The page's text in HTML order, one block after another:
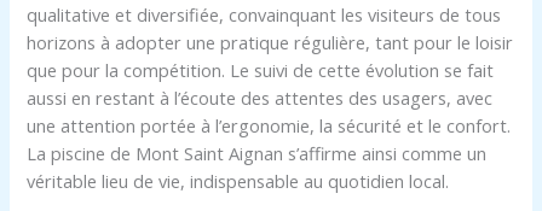
qualitative et diversifiée, convainquant les visiteurs de tous
horizons à adopter une pratique régulière, tant pour le loisir
que pour la compétition. Le suivi de cette évolution se fait
aussi en restant à l’écoute des attentes des usagers, avec
une attention portée à l’ergonomie, la sécurité et le confort.
La piscine de Mont Saint Aignan s’affirme ainsi comme un
véritable lieu de vie, indispensable au quotidien local.